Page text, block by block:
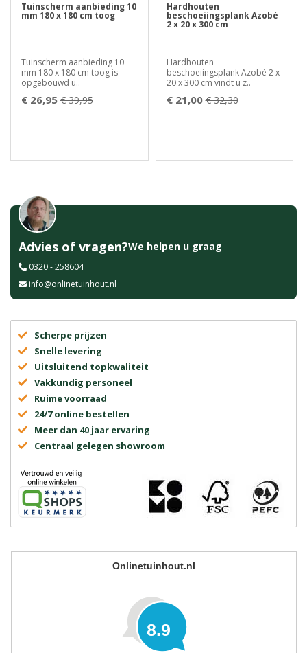
Tuinscherm aanbieding 10
mm 180 x 180 cm toog
Tuinscherm aanbieding 10
mm 180 x 180 cm toog is
opgebouwd u..
€ 26,95 € 39,95
Hardhouten
beschoeiingsplank Azobé
2 x 20 x 300 cm
Hardhouten
beschoeiingsplank Azobé 2 x
20 x 300 cm vindt u z..
€ 21,00 € 32,30
Advies of vragen?We helpen u graag
0320 - 258604
info@onlinetuinhout.nl
Scherpe prijzen
Snelle levering
Uitsluitend topkwaliteit
Vakkundig personeel
Ruime voorraad
24/7 online bestellen
Meer dan 40 jaar ervaring
Centraal gelegen showroom
Onlinetuinhout.nl
8.9